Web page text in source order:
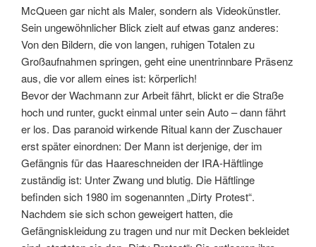
McQueen gar nicht als Maler, sondern als Videokünstler.
Sein ungewöhnlicher Blick zielt auf etwas ganz anderes:
Von den Bildern, die von langen, ruhigen Totalen zu
Großaufnahmen springen, geht eine unentrinnbare Präsenz
aus, die vor allem eines ist: körperlich!
Bevor der Wachmann zur Arbeit fährt, blickt er die Straße
hoch und runter, guckt einmal unter sein Auto – dann fährt
er los. Das paranoid wirkende Ritual kann der Zuschauer
erst später einordnen: Der Mann ist derjenige, der im
Gefängnis für das Haareschneiden der IRA-Häftlinge
zuständig ist: Unter Zwang und blutig. Die Häftlinge
befinden sich 1980 im sogenannten „Dirty Protest“.
Nachdem sie sich schon geweigert hatten, die
Gefängniskleidung zu tragen und nur mit Decken bekleidet